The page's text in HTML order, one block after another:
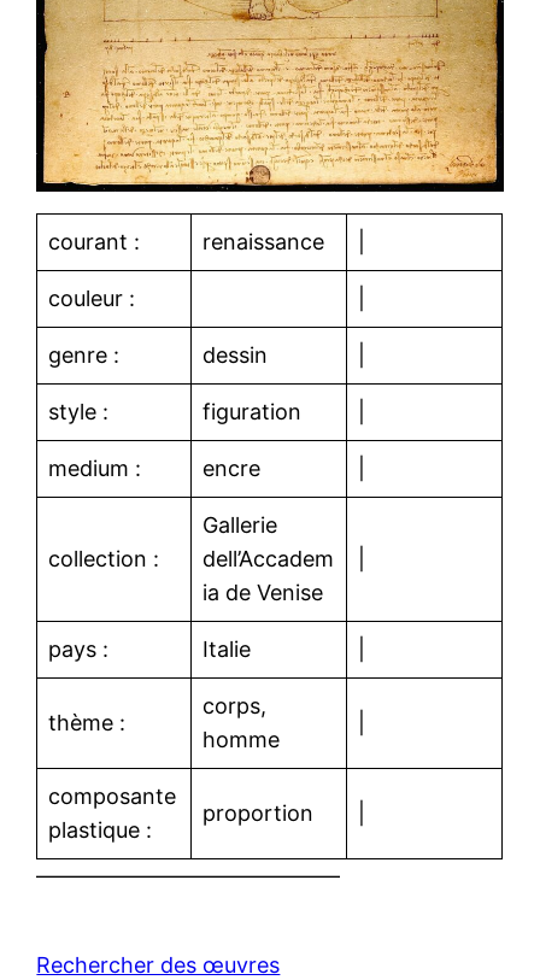
courant : renaissance
couleur :
genre : dessin
style : figuration
medium : encre
collection :
Gallerie
dell’Accadem
ia de Venise
pays : Italie
thème :
corps,
homme
composante
plastique :
proportion
——————————————
Rechercher des œuvres